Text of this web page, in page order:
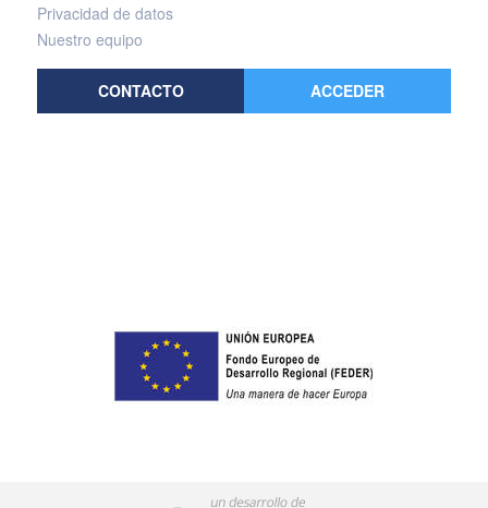
Privacidad de datos
Nuestro equipo
CONTACTO ACCEDER